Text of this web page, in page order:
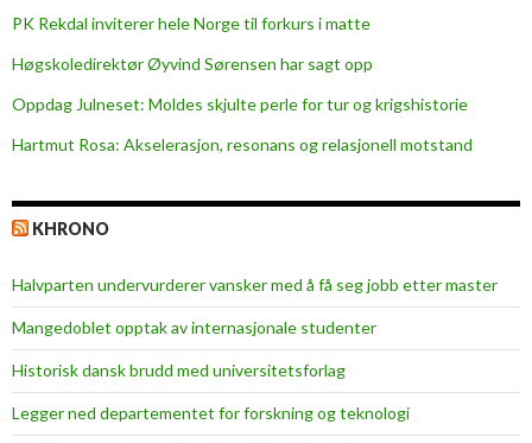
i
n
e
r
å
r
m
u
l
t
PK Rekdal inviterer hele Norge til forkurs i matte
Høgskoledirektør Øyvind Sørensen har sagt opp
Oppdag Julneset: Moldes skjulte perle for tur og krigshistorie
Hartmut Rosa: Akselerasjon, resonans og relasjonell motstand
KHRONO
Halvparten undervurderer vansker med å få seg jobb etter master
Mangedoblet opptak av internasjonale studenter
Historisk dansk brudd med universitetsforlag
Legger ned departementet for forskning og teknologi